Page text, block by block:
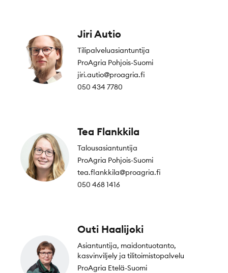
Jiri Autio
Tilipalveluasiantuntija
ProAgria Pohjois-Suomi
jiri.autio@proagria.fi
050 434 7780
Tea Flankkila
Talousasiantuntija
ProAgria Pohjois-Suomi
tea.flankkila@proagria.fi
050 468 1416
Outi Haalijoki
Asiantuntija, maidontuotanto,
kasvinviljely ja tilitoimistopalvelu
ProAgria Etelä-Suomi